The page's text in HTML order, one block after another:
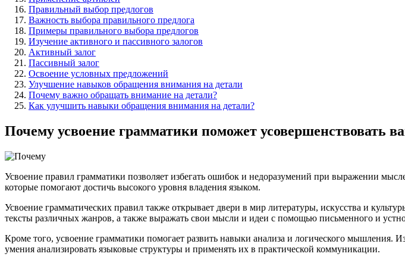
Правильный выбор предлогов
Важность выбора правильного предлога
Примеры правильного выбора предлогов
Изучение активного и пассивного залогов
Активный залог
Пассивный залог
Освоение условных предложений
Улучшение навыков обращения внимания на детали
Почему важно обращать внимание на детали?
Как улучшить навыки обращения внимания на детали?
Почему усвоение грамматики поможет усовершенствовать
Усвоение правил грамматики позволяет избегать ошибок и недоразумений при выражении
которые помогают достичь высокого уровня владения языком.
Усвоение грамматических правил также открывает двери в мир литературы, искусства и
тексты различных жанров, а также выражать свои мысли и идеи с помощью письменного и
Кроме того, усвоение грамматики помогает развить навыки анализа и логического мышления.
умения анализировать языковые структуры и применять их в практической коммуникации.